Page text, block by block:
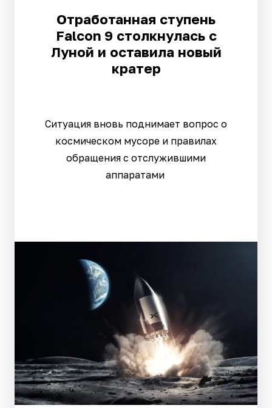
Отработанная ступень
Falcon 9 столкнулась с
Луной и оставила новый
кратер
Ситуация вновь поднимает вопрос о
космическом мусоре и правилах
обращения с отслужившими
аппаратами